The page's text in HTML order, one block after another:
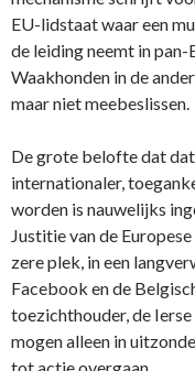
EU-lidstaat waar een
de leiding neemt in
Waakhonden in de
maar niet meebeslissen.
De grote belofte dat
internationaler,
worden is nauwelijks
Justitie van de
zere plek, in een
Facebook en de
toezichthouder, de
mogen alleen in